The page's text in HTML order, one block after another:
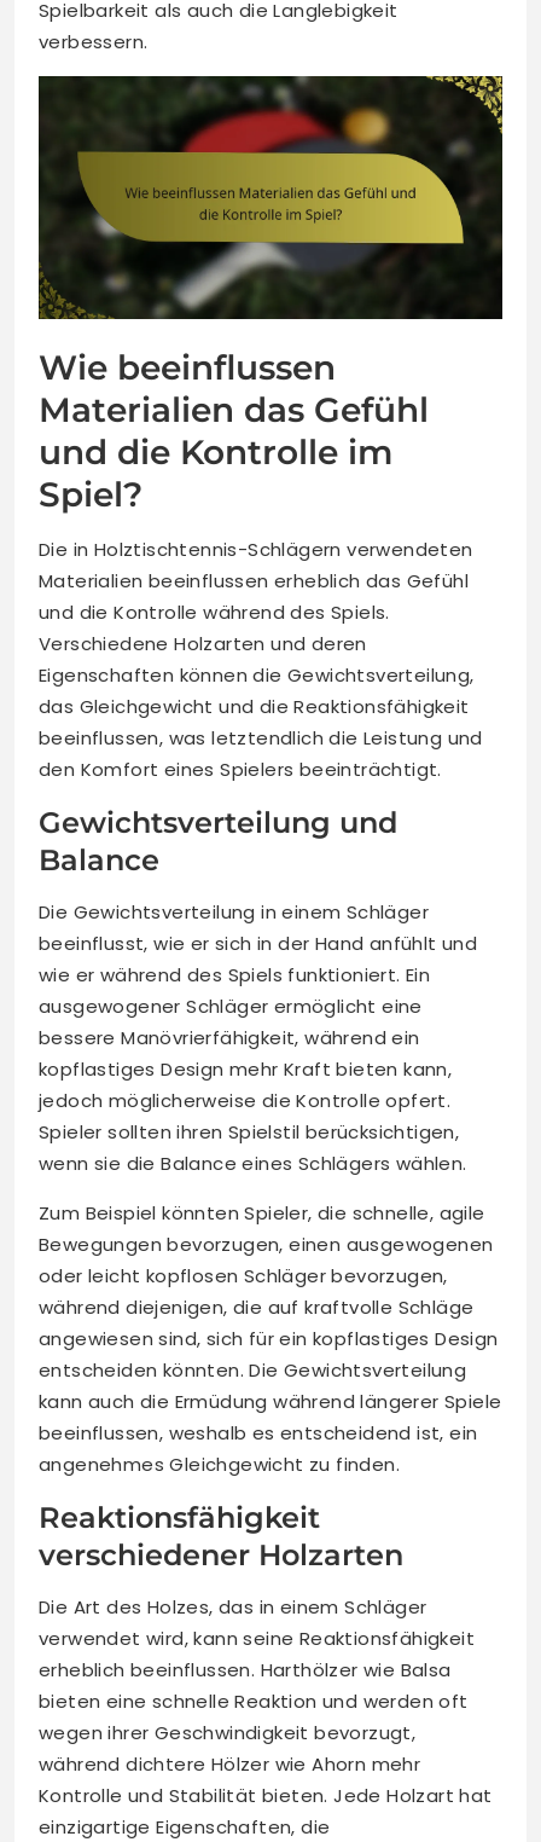
Spielbarkeit als auch die Langlebigkeit
verbessern.
Wie beeinflussen
Materialien das Gefühl
und die Kontrolle im
Spiel?
Die in Holztischtennis-Schlägern verwendeten
Materialien beeinflussen erheblich das Gefühl
und die Kontrolle während des Spiels.
Verschiedene Holzarten und deren
Eigenschaften können die Gewichtsverteilung,
das Gleichgewicht und die Reaktionsfähigkeit
beeinflussen, was letztendlich die Leistung und
den Komfort eines Spielers beeinträchtigt.
Gewichtsverteilung und
Balance
Die Gewichtsverteilung in einem Schläger
beeinflusst, wie er sich in der Hand anfühlt und
wie er während des Spiels funktioniert. Ein
ausgewogener Schläger ermöglicht eine
bessere Manövrierfähigkeit, während ein
kopflastiges Design mehr Kraft bieten kann,
jedoch möglicherweise die Kontrolle opfert.
Spieler sollten ihren Spielstil berücksichtigen,
wenn sie die Balance eines Schlägers wählen.
Zum Beispiel könnten Spieler, die schnelle, agile
Bewegungen bevorzugen, einen ausgewogenen
oder leicht kopflosen Schläger bevorzugen,
während diejenigen, die auf kraftvolle Schläge
angewiesen sind, sich für ein kopflastiges Design
entscheiden könnten. Die Gewichtsverteilung
kann auch die Ermüdung während längerer Spiele
beeinflussen, weshalb es entscheidend ist, ein
angenehmes Gleichgewicht zu finden.
Reaktionsfähigkeit
verschiedener Holzarten
Die Art des Holzes, das in einem Schläger
verwendet wird, kann seine Reaktionsfähigkeit
erheblich beeinflussen. Harthölzer wie Balsa
bieten eine schnelle Reaktion und werden oft
wegen ihrer Geschwindigkeit bevorzugt,
während dichtere Hölzer wie Ahorn mehr
Kontrolle und Stabilität bieten. Jede Holzart hat
einzigartige Eigenschaften, die